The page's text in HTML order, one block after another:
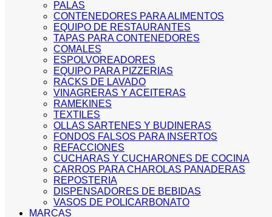
PALAS
CONTENEDORES PARA ALIMENTOS
EQUIPO DE RESTAURANTES
TAPAS PARA CONTENEDORES
COMALES
ESPOLVOREADORES
EQUIPO PARA PIZZERIAS
RACKS DE LAVADO
VINAGRERAS Y ACEITERAS
RAMEKINES
TEXTILES
OLLAS SARTENES Y BUDINERAS
FONDOS FALSOS PARA INSERTOS
REFACCIONES
CUCHARAS Y CUCHARONES DE COCINA
CARROS PARA CHAROLAS PANADERAS
REPOSTERIA
DISPENSADORES DE BEBIDAS
VASOS DE POLICARBONATO
MARCAS